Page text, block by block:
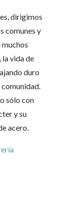
dirigimos
comunes y
la vida de
duro
comunidad.
sólo con
y su
acero.